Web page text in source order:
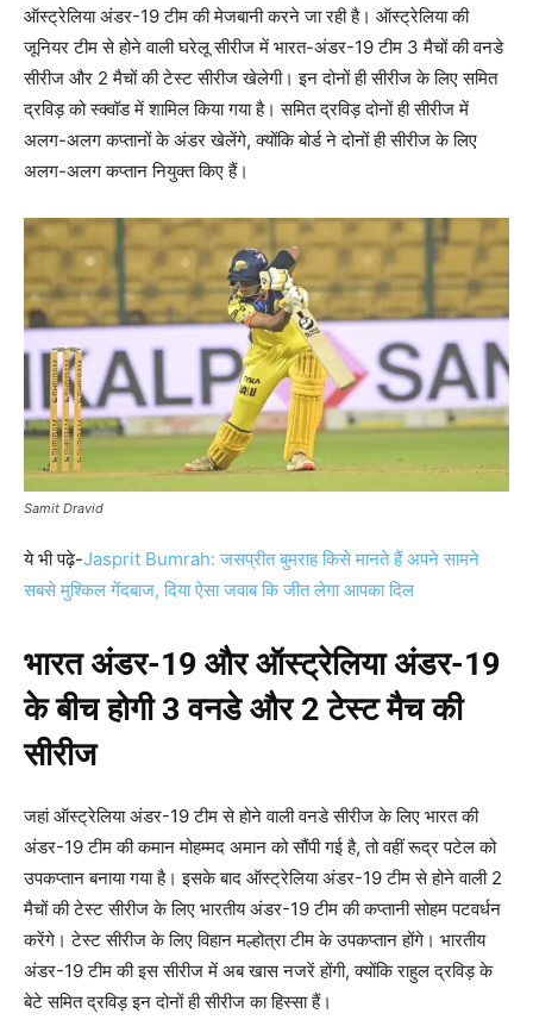
ऑस्ट्रेलिया अंडर-19 टीम की मेजबानी करने जा रही है। ऑस्ट्रेलिया की
जूनियर टीम से होने वाली घरेलू सीरीज में भारत-अंडर-19 टीम 3 मैचों की वनडे
सीरीज और 2 मैचों की टेस्ट सीरीज खेलेगी। इन दोनों ही सीरीज के लिए समित
द्रविड़ को स्क्वॉड में शामिल किया गया है। समित द्रविड़ दोनों ही सीरीज में
अलग-अलग कप्तानों के अंडर खेलेंगे, क्योंकि बोर्ड ने दोनों ही सीरीज के लिए
अलग-अलग कप्तान नियुक्त किए हैं।
Samit Dravid
ये भी पढ़े-Jasprit Bumrah: जसप्रीत बुमराह किसे मानते हैं अपने सामने
सबसे मुश्किल गेंदबाज, दिया ऐसा जवाब कि जीत लेगा आपका दिल
भारत अंडर-19 और ऑस्ट्रेलिया अंडर-19
के बीच होगी 3 वनडे और 2 टेस्ट मैच की
सीरीज
जहां ऑस्ट्रेलिया अंडर-19 टीम से होने वाली वनडे सीरीज के लिए भारत की
अंडर-19 टीम की कमान मोहम्मद अमान को सौंपी गई है, तो वहीं रूद्र पटेल को
उपकप्तान बनाया गया है। इसके बाद ऑस्ट्रेलिया अंडर-19 टीम से होने वाली 2
मैचों की टेस्ट सीरीज के लिए भारतीय अंडर-19 टीम की कप्तानी सोहम पटवर्धन
करेंगे। टेस्ट सीरीज के लिए विहान मल्होत्रा टीम के उपकप्तान होंगे। भारतीय
अंडर-19 टीम की इस सीरीज में अब खास नजरें होंगी, क्योंकि राहुल द्रविड़ के
बेटे समित द्रविड़ इन दोनों ही सीरीज का हिस्सा हैं।